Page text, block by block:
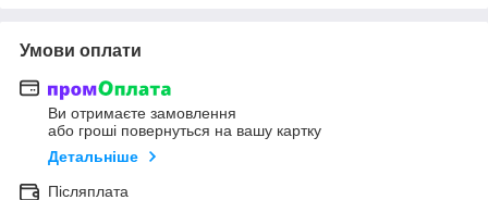
Умови оплати
Ви отримаєте замовлення
або гроші повернуться на вашу картку
Детальніше
Післяплата